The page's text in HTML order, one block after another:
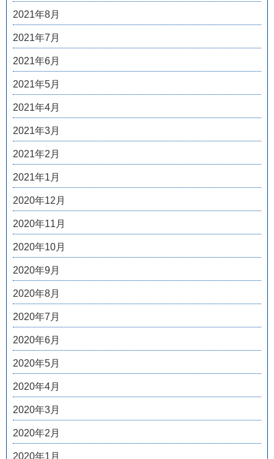
2021年8月
2021年7月
2021年6月
2021年5月
2021年4月
2021年3月
2021年2月
2021年1月
2020年12月
2020年11月
2020年10月
2020年9月
2020年8月
2020年7月
2020年6月
2020年5月
2020年4月
2020年3月
2020年2月
2020年1月